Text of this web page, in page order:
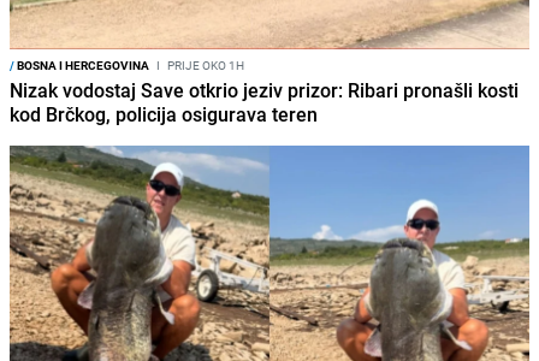
/BOSNA I HERCEGOVINA I PRIJE OKO 1H
Nizak vodostaj Save otkrio jeziv prizor: Ribari pronašli kosti
kod Brčkog, policija osigurava teren